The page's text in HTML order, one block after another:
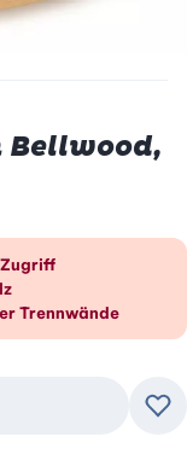
Bellwood,
Trennwände